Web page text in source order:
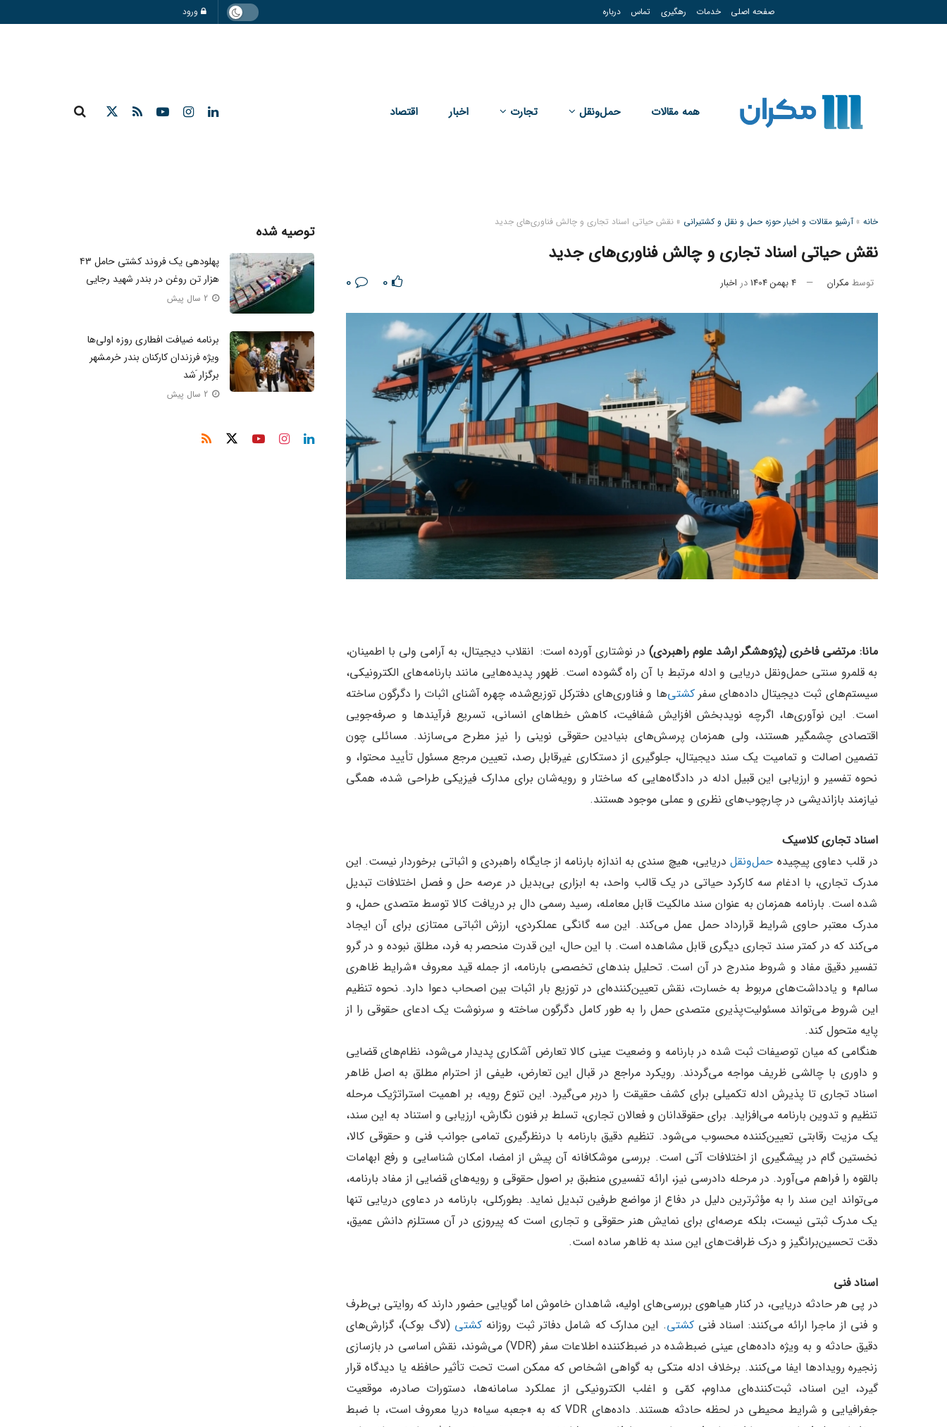
صفحه اصلی خدمات رهگیری تماس درباره ورود
همه مقالات حمل‌و‌نقل تجارت اخبار اقتصاد
خانه »آرشیو مقالات و اخبار حوزه حمل و نقل و کشتیرانی »نقش حیاتی اسناد تجاری و چالش فناوری‌های جدید
نقش حیاتی اسناد تجاری و چالش فناوری‌های جدید
توسط مکران 4 بهمن 1404 در اخبار 0
مانا: مرتضی فاخری (پژوهشگر ارشد علوم راهبردی) در نوشتاری آورده است: انقلاب دیجیتال، به آرامی ولی با اطمینان،
به قلمرو سنتی حمل‌ونقل دریایی و ادله مرتبط با آن راه گشوده است. ظهور پدیده‌هایی مانند بارنامه‌های الکترونیکی،
سیستم‌های ثبت دیجیتال داده‌های سفرکشتی‌ها و فناوری‌های دفترکل توزیع‌شده، چهره آشنای اثبات را دگرگون ساخته
است. این نوآوری‌ها، اگرچه نویدبخش افزایش شفافیت، کاهش خطاهای انسانی، تسریع فرآیندها و صرفه‌جویی
اقتصادی چشمگیر هستند، ولی همزمان پرسش‌های بنیادین حقوقی نوینی را نیز مطرح می‌سازند. مسائلی چون
تضمین اصالت و تمامیت یک سند دیجیتال، جلوگیری از دستکاری غیرقابل رصد، تعیین مرجع مسئول تأیید محتوا، و
نحوه تفسیر و ارزیابی این قبیل ادله در دادگاه‌هایی که ساختار و رویه‌شان برای مدارک فیزیکی طراحی شده، همگی
نیازمند بازاندیشی در چارچوب‌های نظری و عملی موجود هستند.
اسناد تجاری کلاسیک
در قلب دعاوی پیچیده حمل‌و‌نقلدریایی، هیچ سندی به اندازه بارنامه از جایگاه راهبردی و اثباتی برخوردار نیست. این
مدرک تجاری، با ادغام سه کارکرد حیاتی در یک قالب واحد، به ابزاری بی‌بدیل در عرصه حل و فصل اختلافات تبدیل
شده است. بارنامه همزمان به عنوان سند مالکیت قابل معامله، رسید رسمی دال بر دریافت کالا توسط متصدی حمل، و
مدرک معتبر حاوی شرایط قرارداد حمل عمل می‌کند. این سه گانگی عملکردی، ارزش اثباتی ممتازی برای آن ایجاد
می‌کند که در کمتر سند تجاری دیگری قابل مشاهده است. با این حال، این قدرت منحصر به فرد، مطلق نبوده و در گرو
تفسیر دقیق مفاد و شروط مندرج در آن است. تحلیل بندهای تخصصی بارنامه، از جمله قید معروف «شرایط ظاهری
سالم» و یادداشت‌های مربوط به خسارت، نقش تعیین‌کننده‌ای در توزیع بار اثبات بین اصحاب دعوا دارد. نحوه تنظیم
این شروط می‌تواند مسئولیت‌پذیری متصدی حمل را به طور کامل دگرگون ساخته و سرنوشت یک ادعای حقوقی را از
پایه متحول کند.
هنگامی که میان توصیفات ثبت شده در بارنامه و وضعیت عینی کالا تعارض آشکاری پدیدار می‌شود، نظام‌های قضایی
و داوری با چالشی ظریف مواجه می‌گردند. رویکرد مراجع در قبال این تعارض، طیفی از احترام مطلق به اصل ظاهر
اسناد تجاری تا پذیرش ادله تکمیلی برای کشف حقیقت را دربر می‌گیرد. این تنوع رویه، بر اهمیت استراتژیک مرحله
تنظیم و تدوین بارنامه می‌افزاید. برای حقوقدانان و فعالان تجاری، تسلط بر فنون نگارش، ارزیابی و استناد به این سند،
یک مزیت رقابتی تعیین‌کننده محسوب می‌شود. تنظیم دقیق بارنامه با درنظرگیری تمامی جوانب فنی و حقوقی کالا،
نخستین گام در پیشگیری از اختلافات آتی است. بررسی موشکافانه آن پیش از امضا، امکان شناسایی و رفع ابهامات
بالقوه را فراهم می‌آورد. در مرحله دادرسی نیز، ارائه تفسیری منطبق بر اصول حقوقی و رویه‌های قضایی از مفاد بارنامه،
می‌تواند این سند را به مؤثرترین دلیل در دفاع از مواضع طرفین تبدیل نماید. بطورکلی، بارنامه در دعاوی دریایی تنها
یک مدرک ثبتی نیست، بلکه عرصه‌ای برای نمایش هنر حقوقی و تجاری است که پیروزی در آن مستلزم دانش عمیق،
دقت تحسین‌برانگیز و درک ظرافت‌های این سند به ظاهر ساده است.
اسناد فنی
در پی هر حادثه دریایی، در کنار هیاهوی بررسی‌های اولیه، شاهدان خاموش اما گویایی حضور دارند که روایتی بی‌طرف
و فنی از ماجرا ارائه می‌کنند: اسناد فنیکشتی. این مدارک که شامل دفاتر ثبت روزانهکشتی (لاگ بوک)، گزارش‌های
دقیق حادثه و به ویژه داده‌های عینی ضبط‌شده در ضبط‌کننده اطلاعات سفر (VDR) می‌شوند، نقش اساسی در بازسازی
زنجیره رویدادها ایفا می‌کنند. برخلاف ادله متکی به گواهی اشخاص که ممکن است تحت تأثیر حافظه یا دیدگاه قرار
گیرد، این اسناد، ثبت‌کننده‌ای مداوم، کمّی و اغلب الکترونیکی از عملکرد سامانه‌ها، دستورات صادره، موقعیت
جغرافیایی و شرایط محیطی در لحظه حادثه هستند. داده‌های VDR که به «جعبه سیاه» دریا معروف است، با ضبط
توصیه شده
پهلودهی یک فروند کشتی حامل ۴۳
هزار تن روغن در بندر شهید رجایی
2 سال پیش
برنامه ضیافت افطاری روزه اولی‌ها
ویژه فرزندان کارکنان بندر خرمشهر
برگزار َشد
2 سال پیش